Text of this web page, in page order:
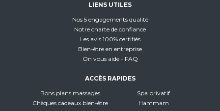
LIENS UTILES
Nos 5 engagements qualité
Notre charte de confiance
Les avis 100% certifiés
Bien-être en entreprise
On vous aide - FAQ
ACCÈS RAPIDES
Bons plans massages
Chèques cadeaux bien-être
Spa privatif
Hammam